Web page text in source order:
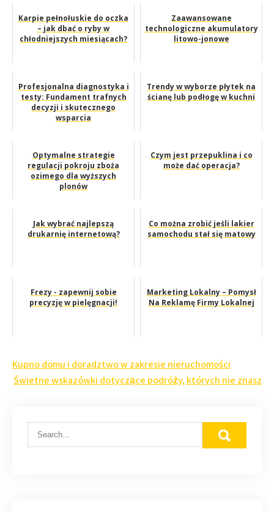
Karpie pełnołuskie do oczka
– jak dbać o ryby w
chłodniejszych miesiącach?
Zaawansowane
technologiczne akumulatory
litowo-jonowe
Profesjonalna diagnostyka i
testy: Fundament trafnych
decyzji i skutecznego
wsparcia
Trendy w wyborze płytek na
ścianę lub podłogę w kuchni
Optymalne strategie
regulacji pokroju zboża
ozimego dla wyższych
plonów
Czym jest przepuklina i co
może dać operacja?
Jak wybrać najlepszą
drukarnię internetową?
Co można zrobić jeśli lakier
samochodu stał się matowy
Frezy - zapewnij sobie
precyzję w pielęgnacji!
Marketing Lokalny – Pomysł
Na Reklamę Firmy Lokalnej
Nawigacja
wpisu
Kupno domu i doradztwo w zakresie nieruchomości
Świetne wskazówki dotyczące podróży, których nie znasz